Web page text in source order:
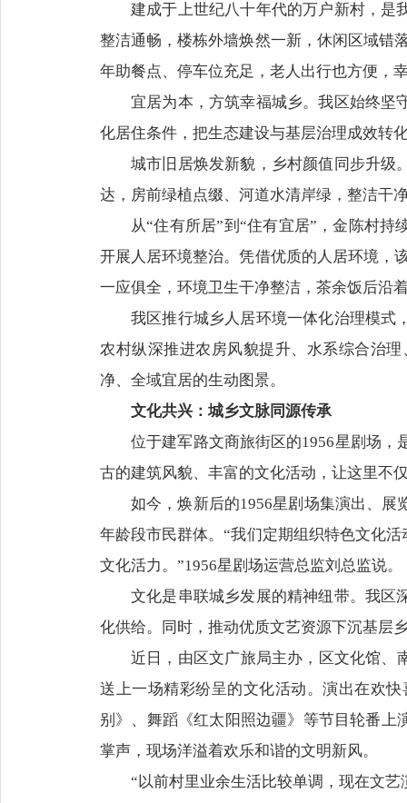
建成于上世纪八十年代的万户新村，是
整洁通畅，楼栋外墙焕然一新，休闲区域错
年助餐点、停车位充足，老人出行也方便，
宜居为本，方筑幸福城乡。我区始终坚
化居住条件，把生态建设与基层治理成效转
城市旧居焕发新貌，乡村颜值同步升级
达，房前绿植点缀、河道水清岸绿，整洁干
从“住有所居”到“住有宜居”，金陈村
开展人居环境整治。凭借优质的人居环境，
一应俱全，环境卫生干净整洁，茶余饭后沿
我区推行城乡人居环境一体化治理模式
农村纵深推进农房风貌提升、水系综合治
净、全域宜居的生动图景。
文化共兴：城乡文脉同源传承
位于建军路文商旅街区的1956星剧场
古的建筑风貌、丰富的文化活动，让这里不
如今，焕新后的1956星剧场集演出、
年龄段市民群体。“我们定期组织特色文化
文化活力。”1956星剧场运营总监刘总监说。
文化是串联城乡发展的精神纽带。我区
化供给。同时，推动优质文艺资源下沉基层
近日，由区文广旅局主办，区文化馆、
送上一场精彩纷呈的文化活动。演出在欢
别》、舞蹈《红太阳照边疆》等节目轮番
掌声，现场洋溢着欢乐和谐的文明新风。
“以前村里业余生活比较单调，现在文